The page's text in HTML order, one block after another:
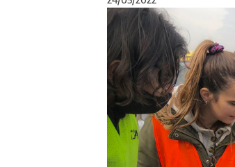
Anterior